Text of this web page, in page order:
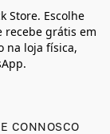
Store. Escolhe
recebe grátis em
na loja física,
CONNOSCO